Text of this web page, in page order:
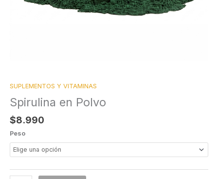
SUPLEMENTOS Y VITAMINAS
Spirulina en Polvo
$8.990
Peso